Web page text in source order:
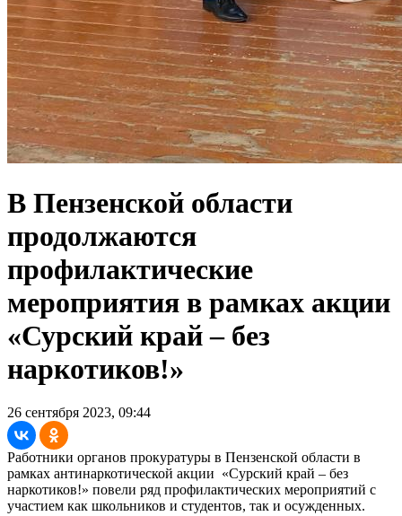
В Пензенской области
продолжаются
профилактические
мероприятия в рамках акции
«Сурский край – без
наркотиков!»
26 сентября 2023, 09:44
Работники органов прокуратуры в Пензенской области в
рамках антинаркотической акции «Сурский край – без
наркотиков!» повели ряд профилактических мероприятий с
участием как школьников и студентов, так и осужденных.